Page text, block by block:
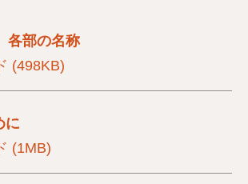
部の名称
(498KB)
に
(1MB)